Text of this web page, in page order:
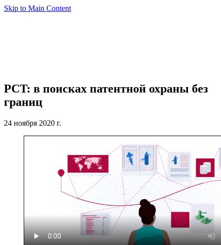
Skip to Main Content
PCT: в поисках патентной охраны без
границ
24 ноября 2020 г.